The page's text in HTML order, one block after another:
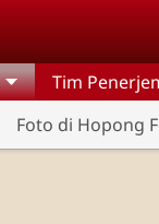
Foto di Hopong
Tim